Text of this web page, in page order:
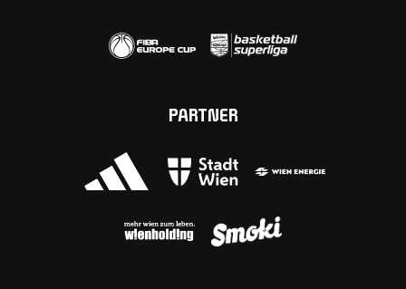
PARTNER